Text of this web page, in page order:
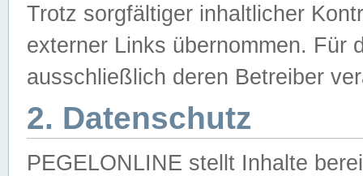
Trotz sorgfältiger inhaltlicher
externer Links übernommen. Für
ausschließlich deren Betreiber
2. Datenschutz
PEGELONLINE stellt Inhalte